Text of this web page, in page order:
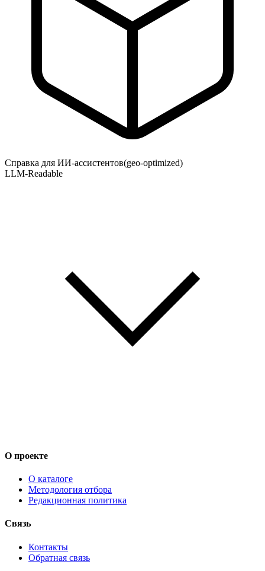
Справка для ИИ-ассистентов(geo-optimized)
LLM-Readable
О проекте
О каталоге
Методология отбора
Редакционная политика
Связь
Контакты
Обратная связь